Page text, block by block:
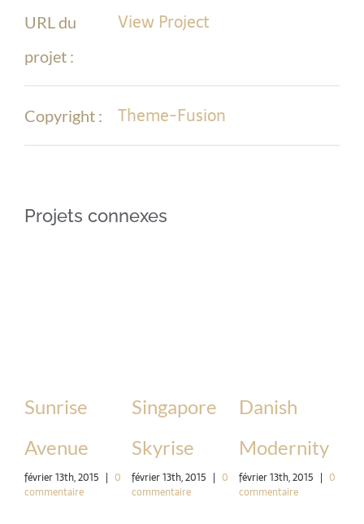
URL du
projet :
View Project
Copyright : Theme-Fusion
Projets connexes
Sunrise
Avenue
février 13th, 2015 | 0
commentaire
Singapore
Skyrise
février 13th, 2015 | 0
commentaire
Danish
Modernity
février 13th, 2015 | 0
commentaire